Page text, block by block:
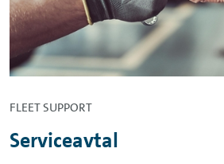
FLEET SUPPORT
Serviceavtal